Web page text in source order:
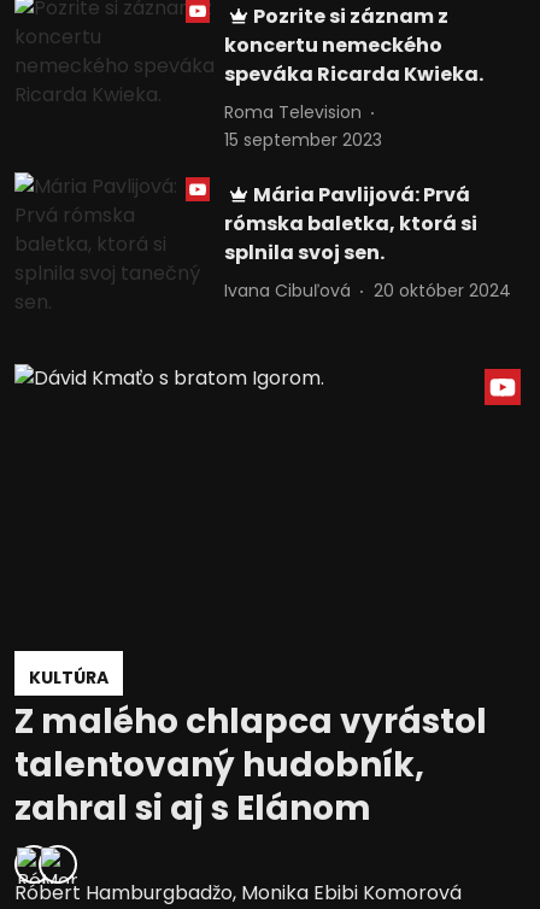
Pozrite si záznam z
koncertu nemeckého
speváka Ricarda Kwieka.
Roma Television
15 september 2023
Mária Pavlijová: Prvá
rómska baletka, ktorá si
splnila svoj sen.
Ivana Cibuľová 20 október 2024
KULTÚRA
Z malého chlapca vyrástol
talentovaný hudobník,
zahral si aj s Elánom
Róbert Hamburgbadžo, Monika Ebibi Komorová